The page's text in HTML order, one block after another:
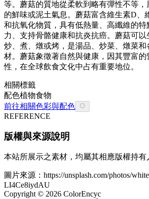
等。蘑菇的質地從柔軟到略有彈性不等
的鮮味或泥土氣息。蘑菇富含維生素D、
和抗氧化物質，具有低熱量、高纖維的
力、支持骨骼健康和抗炎抗癌。蘑菇可
炒、煮、燉或烤，是湯品、炒菜、燉菜
材。蘑菇象徵著自然與健康，因其豐富的
性，在全球飲食文化中占有重要地位。
相關標籤
配色植物食物
前往相關色彩與配色
REFERENCE
版權與來源說明
本站所展示之素材，均屬其相應版權持有
圖片來源： https://unsplash.com/photos/
LI4Ce8iydAU
Copyright © 2026 ColorEncyc